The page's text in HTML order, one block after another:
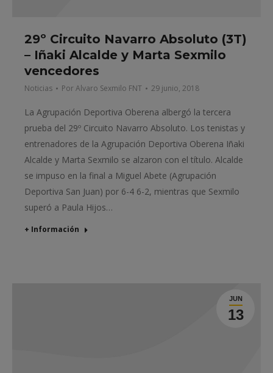
29º Circuito Navarro Absoluto (3T)
– Iñaki Alcalde y Marta Sexmilo
vencedores
Noticias PorAlvaro Sexmilo FNT 29 junio, 2018
La Agrupación Deportiva Oberena albergó la tercera
prueba del 29º Circuito Navarro Absoluto. Los tenistas y
entrenadores de la Agrupación Deportiva Oberena Iñaki
Alcalde y Marta Sexmilo se alzaron con el título. Alcalde
se impuso en la final a Miguel Abete (Agrupación
Deportiva San Juan) por 6-4 6-2, mientras que Sexmilo
superó a Paula Hijos…
+ Información
JUN
13